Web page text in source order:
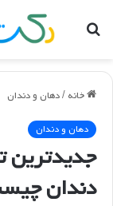
جستجو
خانه /دهان و دندان
دهان و دندان
جدیدترین
دندان